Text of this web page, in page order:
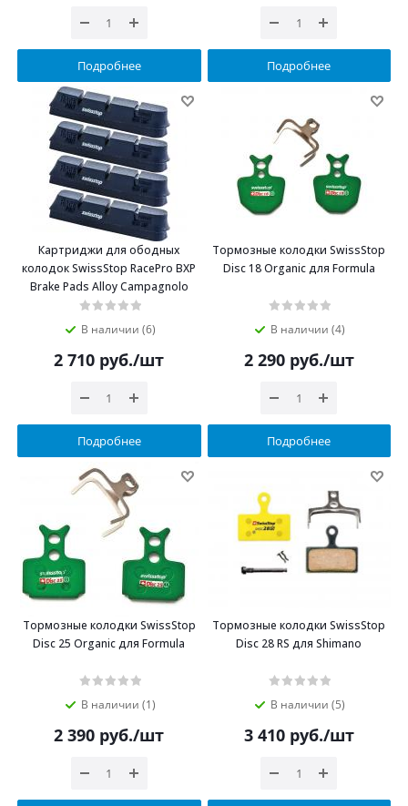
Подробнее Подробнее
Картриджи для ободных
колодок SwissStop RacePro BXP
Brake Pads Alloy Campagnolo
В наличии (6)
2 710 руб./шт
Подробнее
Тормозные колодки SwissStop
Disc 18 Organic для Formula
В наличии (4)
2 290руб./шт
Подробнее
Тормозные колодки SwissStop
Disc 25 Organic для Formula
В наличии (1)
2 390 руб./шт
Тормозные колодки SwissStop
Disc 28 RS для Shimano
В наличии (5)
3 410руб./шт